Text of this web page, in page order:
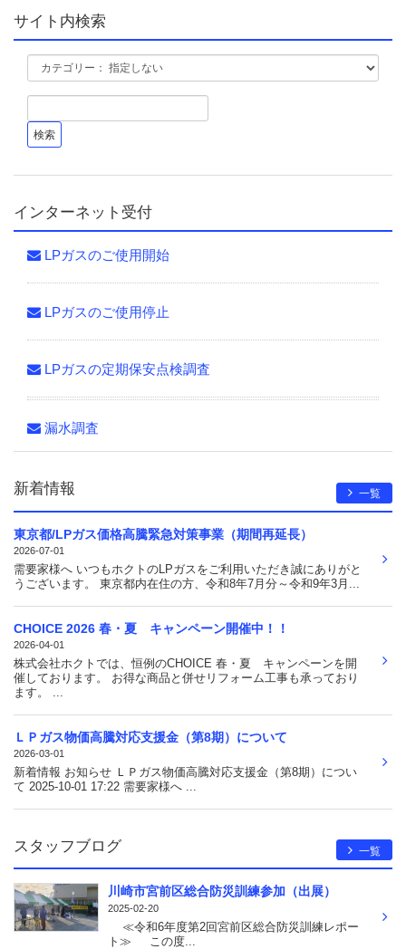
サイト内検索
インターネット受付
LPガスのご使用開始
LPガスのご使用停止
LPガスの定期保安点検調査
漏水調査
新着情報 一覧
東京都/LPガス価格高騰緊急対策事業（期間再延長）
2026-07-01
需要家様へ いつもホクトのLPガスをご利用いただき誠にありがと
うございます。 東京都内在住の方、令和8年7月分～令和9年3月...
CHOICE 2026 春・夏 キャンペーン開催中！！
2026-04-01
株式会社ホクトでは、恒例のCHOICE 春・夏 キャンペーンを開
催しております。 お得な商品と併せリフォーム工事も承っており
ます。 ...
ＬＰガス物価高騰対応支援金（第8期）について
2026-03-01
新着情報 お知らせ ＬＰガス物価高騰対応支援金（第8期）につい
て 2025-10-01 17:22 需要家様へ ...
スタッフブログ 一覧
川崎市宮前区総合防災訓練参加（出展）
2025-02-20
≪令和6年度第2回宮前区総合防災訓練レポー
ト≫ この度...